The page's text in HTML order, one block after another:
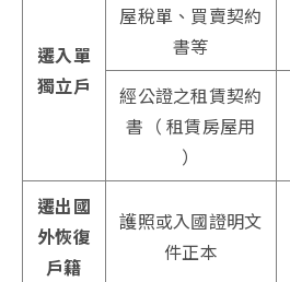
遷入單
獨立戶
屋稅單、買賣契約
書等
經公證之租賃契約
書（ 租賃房屋用
）
遷出國
外恢復
戶籍
護照或入國證明文
件正本